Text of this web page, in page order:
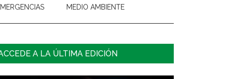
MEDIO AMBIENTE
A LA ÚLTIMA EDICIÓN